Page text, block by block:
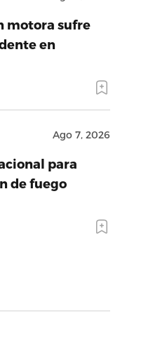
motora sufre
en
Ago 7, 2026
para
de fuego